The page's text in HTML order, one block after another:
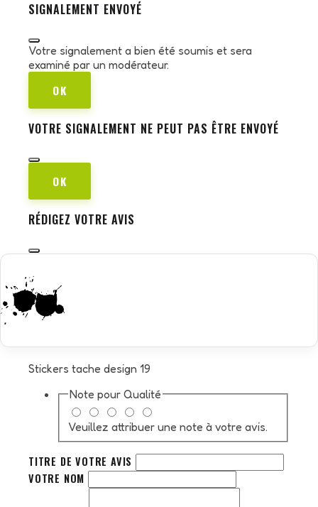
SIGNALEMENT ENVOYÉ
Votre signalement a bien été soumis et sera
examiné par un modérateur.
OK
VOTRE SIGNALEMENT NE PEUT PAS ÊTRE ENVOYÉ
OK
RÉDIGEZ VOTRE AVIS
Stickers tache design 19
Note pour Qualité
Veuillez attribuer une note à votre avis.
TITRE DE VOTRE AVIS
VOTRE NOM